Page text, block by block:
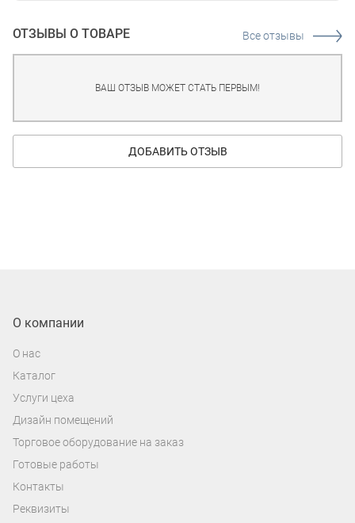
ОТЗЫВЫ О ТОВАРЕ Все отзывы
ВАШ ОТЗЫВ МОЖЕТ СТАТЬ ПЕРВЫМ!
ДОБАВИТЬ ОТЗЫВ
О компании
О нас
Каталог
Услуги цеха
Дизайн помещений
Торговое оборудование на заказ
Готовые работы
Контакты
Реквизиты